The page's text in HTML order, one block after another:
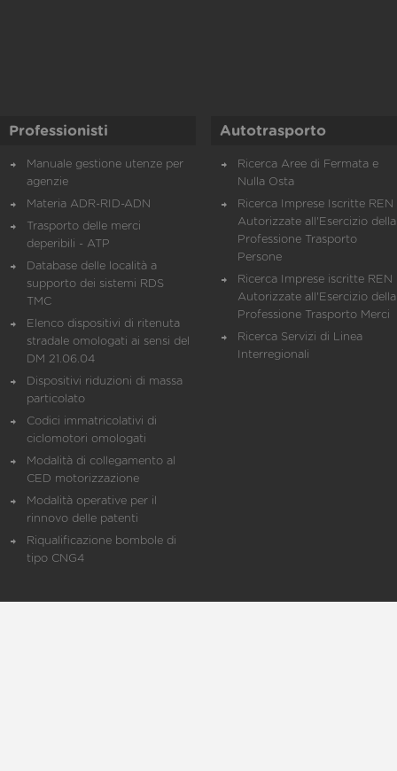
Professionisti
Manuale gestione utenze per
agenzie
Materia ADR-RID-ADN
Trasporto delle merci
deperibili - ATP
Database delle località a
supporto dei sistemi RDS
TMC
Elenco dispositivi di ritenuta
stradale omologati ai sensi del
DM 21.06.04
Dispositivi riduzioni di massa
particolato
Codici immatricolativi di
ciclomotori omologati
Modalità di collegamento al
CED motorizzazione
Modalità operative per il
rinnovo delle patenti
Riqualificazione bombole di
tipo CNG4
Autotrasporto
Ricerca Aree di Fermata e
Nulla Osta
Ricerca Imprese Iscritte REN
Autorizzate all'Esercizio della
Professione Trasporto
Persone
Ricerca Imprese iscritte REN
Autorizzate all'Esercizio della
Professione Trasporto Merci
Ricerca Servizi di Linea
Interregionali